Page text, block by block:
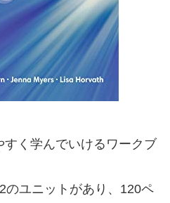
すく学んでいけるワークブ
のユニットがあり、120ペ